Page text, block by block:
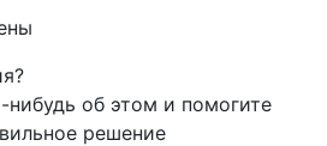
нибудь об этом и помогите
решение